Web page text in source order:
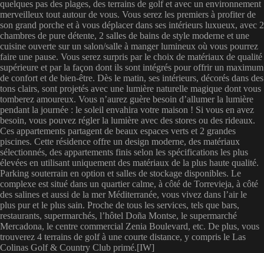
quelques pas des plages, des terrains de golf et avec un environnement
merveilleux tout autour de vous. Vous serez les premiers à profiter de
son grand porche et à vous déplacer dans ses intérieurs luxueux, avec 2
chambres de pure détente, 2 salles de bains de style moderne et une
cuisine ouverte sur un salon/salle à manger lumineux où vous pourrez
faire une pause. Vous serez surpris par le choix de matériaux de qualité
supérieure et par la façon dont ils sont intégrés pour offrir un maximum
de confort et de bien-être. Dès le matin, ses intérieurs, décorés dans des
tons clairs, sont projetés avec une lumière naturelle magique dont vous
tomberez amoureux. Vous n’aurez guère besoin d’allumer la lumière
pendant la journée : le soleil envahira votre maison ! Si vous en avez
besoin, vous pouvez régler la lumière avec des stores ou des rideaux.
Ces appartements partagent de beaux espaces verts et 2 grandes
piscines. Cette résidence offre un design moderne, des matériaux
sélectionnés, des appartements finis selon les spécifications les plus
élevées en utilisant uniquement des matériaux de la plus haute qualité.
Parking souterrain en option et salles de stockage disponibles. Le
complexe est situé dans un quartier calme, à côté de Torrevieja, à côté
des salines et aussi de la mer Méditerranée, vous vivez dans l’air le
plus pur et le plus sain. Proche de tous les services, tels que bars,
restaurants, supermarchés, l’hôtel Doña Montse, le supermarché
Mercadona, le centre commercial Zenia Boulevard, etc. De plus, vous
trouverez 4 terrains de golf à une courte distance, y compris le Las
Colinas Golf & Country Club primé.[IW]